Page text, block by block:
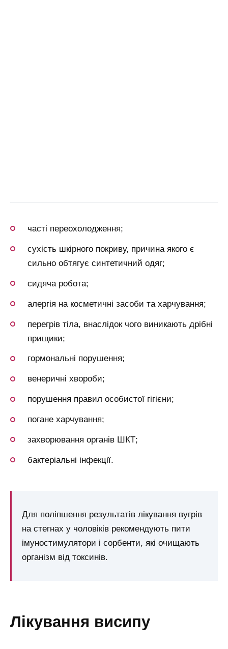
часті переохолодження;
сухість шкірного покриву, причина якого є
сильно обтягує синтетичний одяг;
сидяча робота;
алергія на косметичні засоби та харчування;
перегрів тіла, внаслідок чого виникають дрібні
прищики;
гормональні порушення;
венеричні хвороби;
порушення правил особистої гігієни;
погане харчування;
захворювання органів ШКТ;
бактеріальні інфекції.
Для поліпшення результатів лікування вугрів
на стегнах у чоловіків рекомендують пити
імуностимулятори і сорбенти, які очищають
організм від токсинів.
лікування висипу